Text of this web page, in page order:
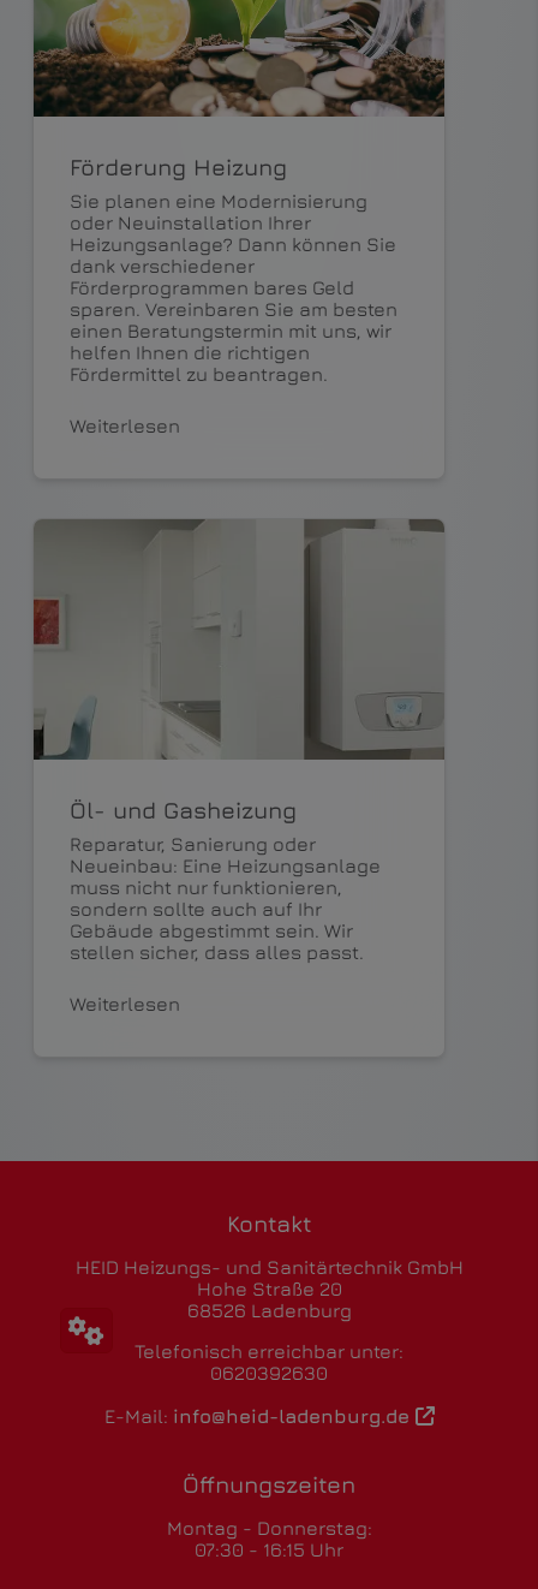
Förderung Heizung
Sie planen eine Modernisierung
oder Neuinstallation Ihrer
Heizungsanlage? Dann können Sie
dank verschiedener
Förderprogrammen bares Geld
sparen. Vereinbaren Sie am besten
einen Beratungstermin mit uns, wir
helfen Ihnen die richtigen
Fördermittel zu beantragen.
Weiterlesen
Öl- und Gasheizung
Reparatur, Sanierung oder
Neueinbau: Eine Heizungsanlage
muss nicht nur funktionieren,
sondern sollte auch auf Ihr
Gebäude abgestimmt sein. Wir
stellen sicher, dass alles passt.
Weiterlesen
Kontakt
HEID Heizungs- und Sanitärtechnik GmbH
Hohe Straße 20
68526 Ladenburg
Telefonisch erreichbar unter:
0620392630
E-Mail: info@heid-ladenburg.de
Öffnungszeiten
Montag - Donnerstag:
07:30 - 16:15 Uhr